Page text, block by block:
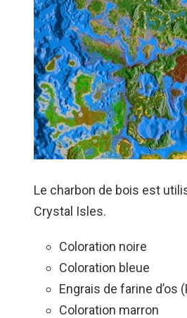
Le charbon de bois est
Crystal Isles.
Coloration noire
Coloration bleue
Engrais de farine d’os
Coloration marron